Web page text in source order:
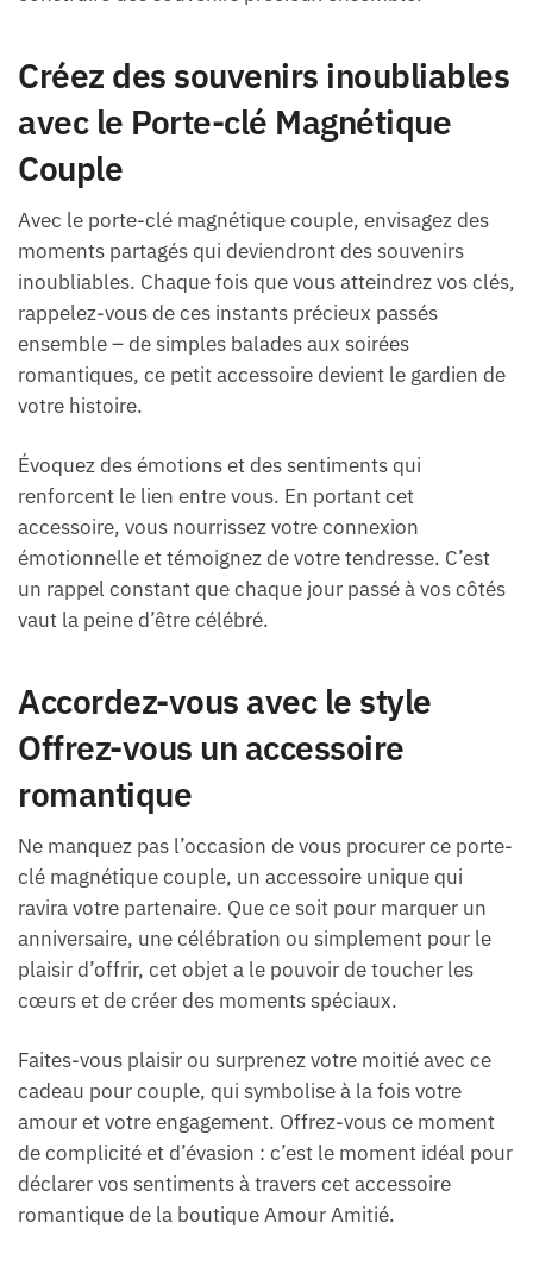
Créez des souvenirs inoubliables
avec le Porte-clé Magnétique
Couple
Avec le porte-clé magnétique couple, envisagez des
moments partagés qui deviendront des souvenirs
inoubliables. Chaque fois que vous atteindrez vos clés,
rappelez-vous de ces instants précieux passés
ensemble – de simples balades aux soirées
romantiques, ce petit accessoire devient le gardien de
votre histoire.
Évoquez des émotions et des sentiments qui
renforcent le lien entre vous. En portant cet
accessoire, vous nourrissez votre connexion
émotionnelle et témoignez de votre tendresse. C’est
un rappel constant que chaque jour passé à vos côtés
vaut la peine d’être célébré.
Accordez-vous avec le style
Offrez-vous un accessoire
romantique
Ne manquez pas l’occasion de vous procurer ce porte-
clé magnétique couple, un accessoire unique qui
ravira votre partenaire. Que ce soit pour marquer un
anniversaire, une célébration ou simplement pour le
plaisir d’offrir, cet objet a le pouvoir de toucher les
cœurs et de créer des moments spéciaux.
Faites-vous plaisir ou surprenez votre moitié avec ce
cadeau pour couple, qui symbolise à la fois votre
amour et votre engagement. Offrez-vous ce moment
de complicité et d’évasion : c’est le moment idéal pour
déclarer vos sentiments à travers cet accessoire
romantique de la boutique Amour Amitié.